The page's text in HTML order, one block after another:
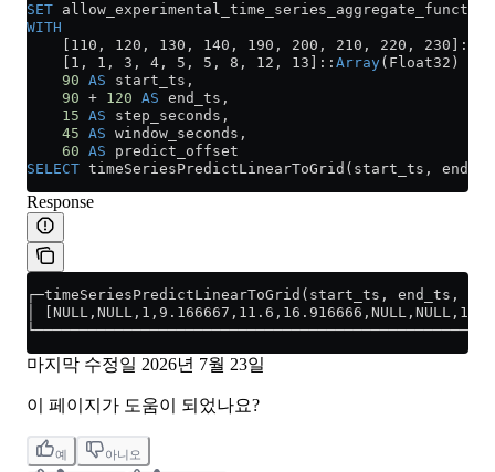
SET
WITH
    [110, 120, 130, 140, 190, 200, 210, 220, 230]::
    [1, 1, 3, 4, 5, 5, 8, 12, 13]::
Array(Float32)
    90
AS start_ts,
    90
+ 120 AS end_ts,
    15
AS step_seconds,
    45
AS window_seconds,
    60
AS predict_offset
SELECT timeSeriesPredictLinearToGrid(start_ts,
Response
┌─timeSeriesPredictLinearToGrid(start_ts, end_ts,
│
마지막 수정일 2026년 7월 23일
이 페이지가 도움이 되었나요?
예 아니오